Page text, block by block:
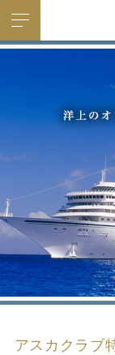
アスカクラブ